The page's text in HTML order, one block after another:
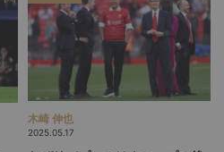
木崎 伸也
2025.05.17